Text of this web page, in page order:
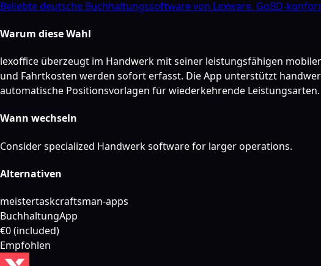
Beliebte deutsche Buchhaltungssoftware von Lexware. GoBD-
Warum diese Wahl
lexoffice überzeugt im Handwerk mit seiner leistungsfähigen
und Fahrtkosten werden sofort erfasst. Die App unterstützt
automatische Positionsvorlagen für wiederkehrende
Wann wechseln
Consider specialized Handwerk software for larger operations.
Alternativen
meistertaskcraftsman-apps
BuchhaltungApp
€0 (included)
Empfohlen